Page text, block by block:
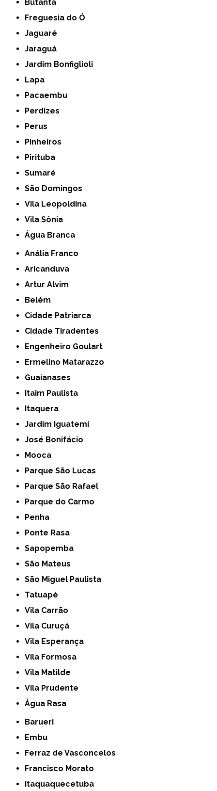
Butantã
Freguesia do Ó
Jaguaré
Jaraguá
Jardim Bonfiglioli
Lapa
Pacaembu
Perdizes
Perus
Pinheiros
Pirituba
Sumaré
São Domingos
Vila Leopoldina
Vila Sônia
Água Branca
Anália Franco
Aricanduva
Artur Alvim
Belém
Cidade Patriarca
Cidade Tiradentes
Engenheiro Goulart
Ermelino Matarazzo
Guaianases
Itaim Paulista
Itaquera
Jardim Iguatemi
José Bonifácio
Mooca
Parque São Lucas
Parque São Rafael
Parque do Carmo
Penha
Ponte Rasa
Sapopemba
São Mateus
São Miguel Paulista
Tatuapé
Vila Carrão
Vila Curuçá
Vila Esperança
Vila Formosa
Vila Matilde
Vila Prudente
Água Rasa
Barueri
Embu
Ferraz de Vasconcelos
Francisco Morato
Itaquaquecetuba